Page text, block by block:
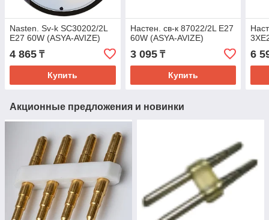
Nastеn. Sv-k SC30202/2L
E27 60W (ASYA-AVIZE)
4 865 ₸
Купить
Настен. св-к 87022/2L E27
60W (ASYA-AVIZE)
3 095₸
Купить
6
Акционные предложения и новинки